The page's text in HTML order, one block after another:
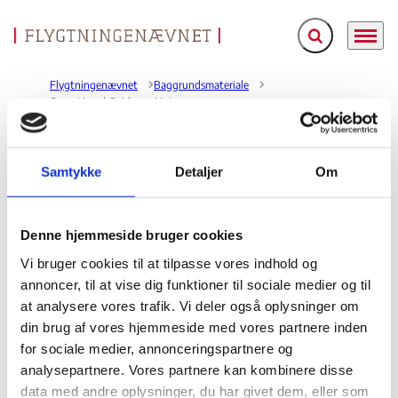
Samtykke Detaljer Om
Denne hjemmeside bruger cookies
Vi bruger cookies til at tilpasse vores indhold og
annoncer, til at vise dig funktioner til sociale medier og til
at analysere vores trafik. Vi deler også oplysninger om
din brug af vores hjemmeside med vores partnere inden
for sociale medier, annonceringspartnere og
analysepartnere. Vores partnere kan kombinere disse
data med andre oplysninger, du har givet dem, eller som
Gå til forsiden Fold søgefelt ud
Menu
Flygtningenævnet
Baggrundsmateriale
Operational Guidance Note
Operational Guidance Note
01.10.2010 Bilag 424UK Home Office (UK HO)Iran (I)
Rapporten skal læses i sammenhæng med British Home
generelle oplysninger politiske, menneskeretlige og
sikkerhedsmæssige situation. Videre oplysninger om de
asylmotiver, der oftest henvises til, herunder om
forholdene forkristne konvertitter, kristne
evangelister,missionærer,zoroaster,
ægteskabsbrydere,homoseksuelle,kvinder,kurdere